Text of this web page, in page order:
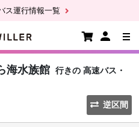
ス運行情報一覧
海水族館 行きの 高速バス・
逆区間